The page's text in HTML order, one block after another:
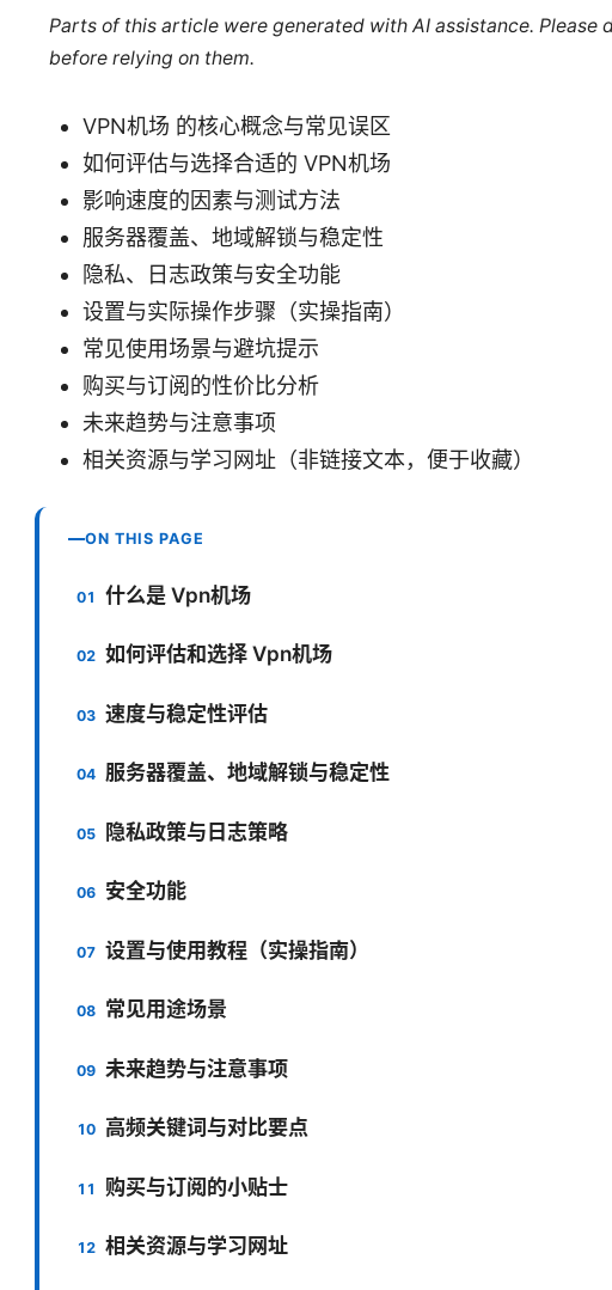
Parts of this article were generated with AI assistance.
before relying on them.
VPN机场 的核心概念与常见误区
如何评估与选择合适的 VPN机场
影响速度的因素与测试方法
服务器覆盖、地域解锁与稳定性
隐私、日志政策与安全功能
设置与实际操作步骤（实操指南）
常见使用场景与避坑提示
购买与订阅的性价比分析
未来趋势与注意事项
相关资源与学习网址（非链接文本，便于收藏）
ON THIS PAGE
什么是 Vpn机场
如何评估和选择 Vpn机场
速度与稳定性评估
服务器覆盖、地域解锁与稳定性
隐私政策与日志策略
安全功能
设置与使用教程（实操指南）
常见用途场景
未来趋势与注意事项
高频关键词与对比要点
购买与订阅的小贴士
相关资源与学习网址